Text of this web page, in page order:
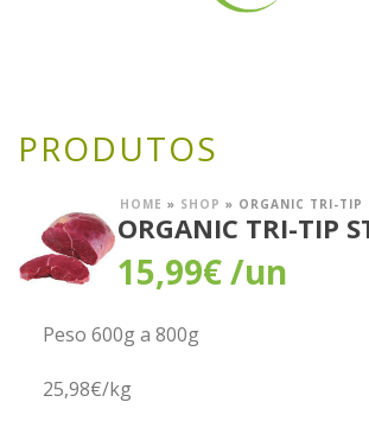
PRODUTOS
HOME » SHOP » ORGANIC TRI-TIP
ORGANIC TRI-TIP
15,99€/un
Peso 600g a 800g
25,98€/kg